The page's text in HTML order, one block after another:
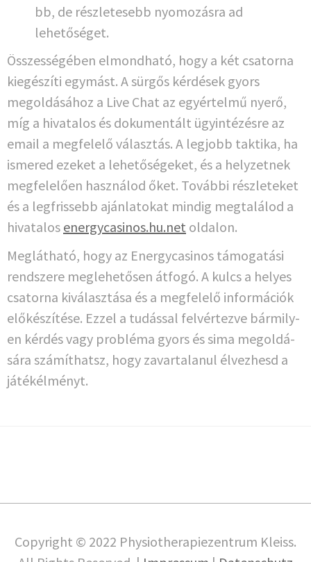
bb, de részle­tesebb nyo­mo­zás­ra ad
lehetőséget.
Összes­sé­gé­ben elmond­ha­tó, hogy a két csa­tor­na
kie­gés­zí­ti egymást. A sür­gős kérdé­sek gyors
megol­dá­sához a Live Chat az egyértel­mű nyerő,
míg a hiva­talos és doku­men­tált ügy­in­té­zés­re az
email a meg­fel­elő válasz­tás. A leg­jobb tak­ti­ka, ha
isme­red eze­ket a lehe­tő­sé­ge­ket, és a hely­zet­nek
meg­fel­elően haszná­lod őket. Továb­bi részle­te­ket
és a leg­f­ris­sebb aján­la­to­kat min­dig meg­talá­lod a
hiva­talos energycasinos.hu.net oldalon.
Meglát­ha­tó, hogy az Ener­gy­ca­si­nos támo­ga­tá­si
rends­ze­re meg­le­he­tő­sen átfo­gó. A kulcs a helyes
csa­tor­na kivá­lasz­tá­sa és a meg­fel­elő infor­má­ciók
elő­kés­zí­té­se. Ezzel a tudás­sal fel­vértez­ve bár­mi­ly­
en kérdés vagy pro­b­lé­ma gyors és sima megol­dá­
sá­ra szá­míthatsz, hogy zavar­tala­nul élve­z­hesd a
játékélményt.
Copy­right © 2022 Phy­sio­the­ra­pie­zen­trum Kleiss.